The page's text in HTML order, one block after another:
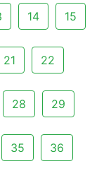
14 15
21 22
28 29
35 36